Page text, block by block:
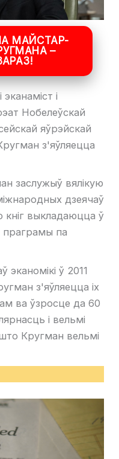
МАЙСТАР-
–
і
Нобелеўскай
яўрэйскай
з'яўляецца
заслужыў вялікую
дзеячаў
кніг выкладаюцца ў
праграмы па
ў 2011
з'яўляецца іх
ва ўзросце да 60
і вельмі
Кругман вельмі